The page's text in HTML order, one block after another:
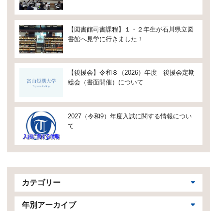
【図書館司書課程】１・２年生が石川県立図
書館へ見学に行きました！
【後援会】令和８（2026）年度 後援会定期
総会（書面開催）について
2027（令和9）年度入試に関する情報につい
て
カテゴリー
年別アーカイブ